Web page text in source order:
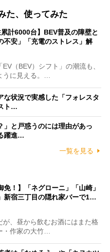
た、使ってみた
累計6000台】BEV普及の障壁と
不安」「充電のストレス」解
（BEV）シフト」の潮流も、
うに見える。…
な状況で実感した「フォレスタ
ト…
」と戸惑うのには理由があっ
躍進…
一覧を見る
免！】「ネグローニ」「山崎」
新宿三丁目の隠れ家バーで1…
、昼から飲むお酒にはまた格
作家の大竹…